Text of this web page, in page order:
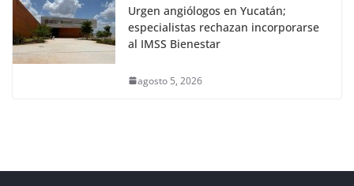
Urgen angiólogos en Yucatán;
especialistas rechazan incorporarse
al IMSS Bienestar
agosto 5, 2026